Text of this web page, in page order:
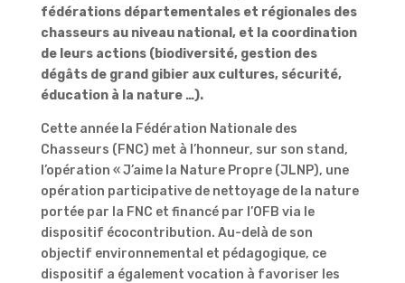
fédérations départementales et régionales des
chasseurs au niveau national, et la coordination
de leurs actions (biodiversité, gestion des
dégâts de grand gibier aux cultures, sécurité,
éducation à la nature …).
Cette année la Fédération Nationale des
Chasseurs (FNC) met à l’honneur, sur son stand,
l’opération « J’aime la Nature Propre (JLNP), une
opération participative de nettoyage de la nature
portée par la FNC et financé par l’OFB via le
dispositif écocontribution. Au-delà de son
objectif environnemental et pédagogique, ce
dispositif a également vocation à favoriser les